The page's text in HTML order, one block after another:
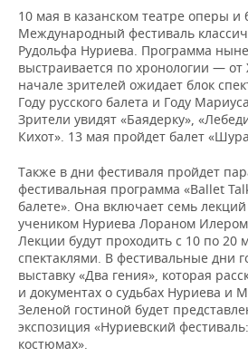
10 мая в казанском театре оперы и
Международный фестиваль
Рудольфа Нуриева. Программа
выстраивается по хронологии — от
начале зрителей ожидает блок
Году русского балета и Году
Зрители увидят «Баядерку»,
Кихот». 13 мая пройдет балет
Также в дни фестиваля пройдет
фестивальная программа «Ballet
балете». Она включает семь лекций
учеником Нуриева Лораном
Лекции будут проходить с 10 по 20
спектаклями. В фестивальные дни
выставку «Два гения», которая
и документах о судьбах Нуриева и
Зеленой гостиной будет
экспозиция «Нуриевский
костюмах».